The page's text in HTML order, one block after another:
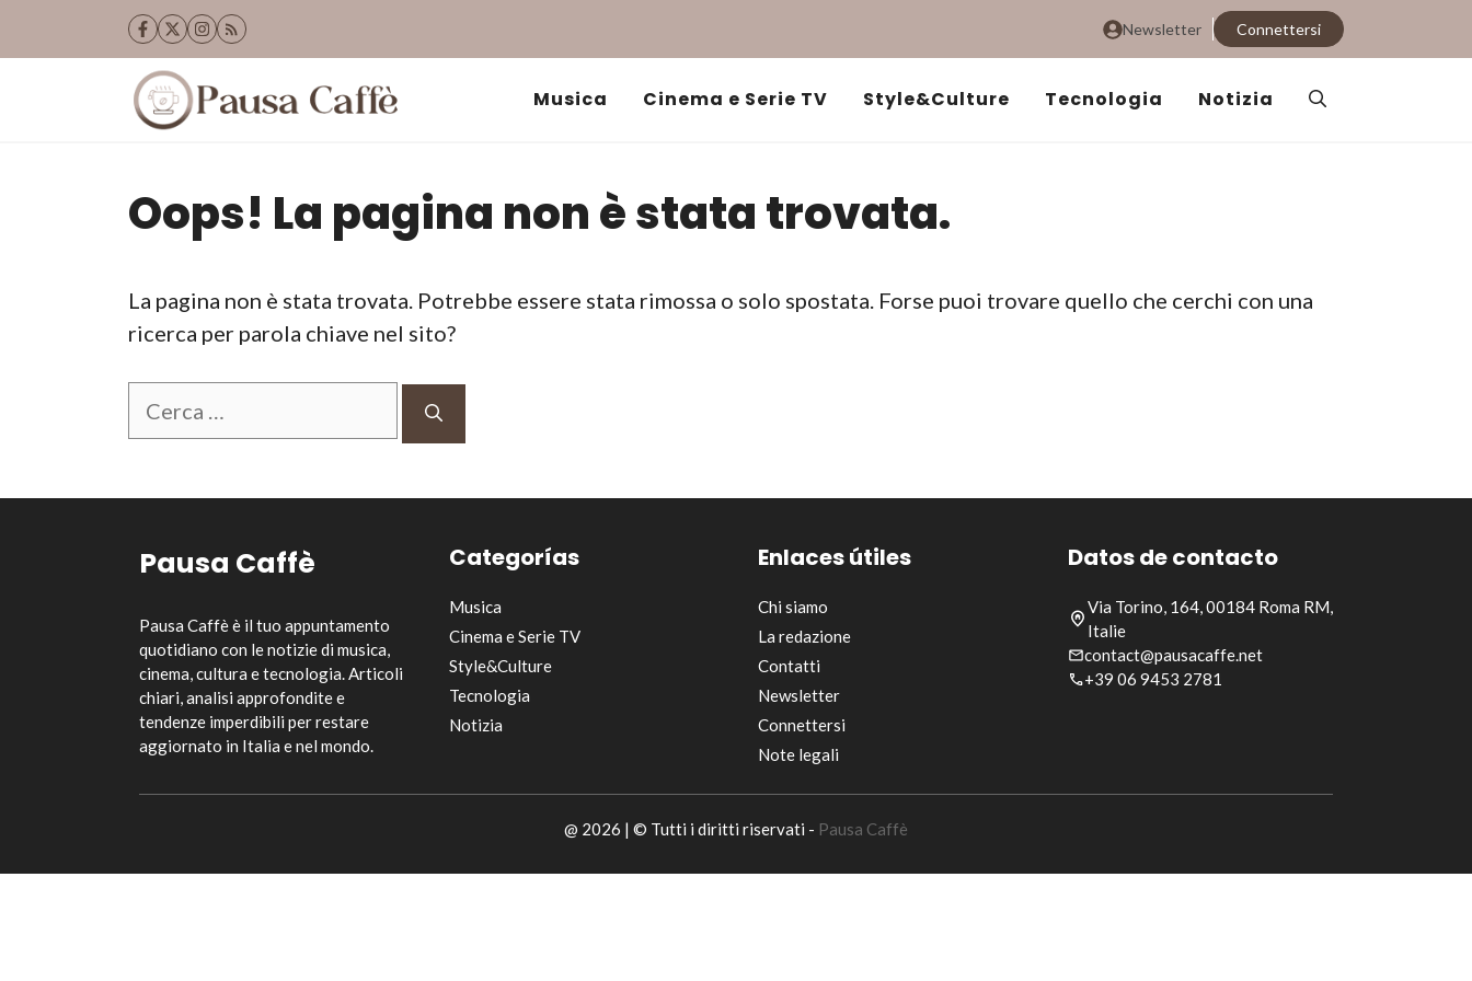
Newsletter Connettersi
Musica Cinema e Serie TV Style&Culture Tecnologia Notizia
Oops! La pagina non è stata trovata.
La pagina non è stata trovata. Potrebbe essere stata rimossa o solo spostata. Forse puoi trovare quello che cerchi con una
ricerca per parola chiave nel sito?
Ricerca
Pausa Caffè
Pausa Caffè è il tuo appuntamento
quotidiano con le notizie di musica,
cinema, cultura e tecnologia. Articoli
chiari, analisi approfondite e
tendenze imperdibili per restare
aggiornato in Italia e nel mondo.
Categorías
Musica
Cinema e Serie TV
Style&Culture
Tecnologia
Notizia
Enlaces útiles
Chi siamo
La redazione
Contatti
Newsletter
Connettersi
Note legali
Datos de contacto
Via Torino, 164, 00184 Roma RM,
Italie
contact@pausacaffe.net
+39 06 9453 2781
@ 2026 | © Tutti i diritti riservati - Pausa Caffè